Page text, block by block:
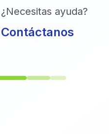
¿Necesitas ayuda?
Contáctanos